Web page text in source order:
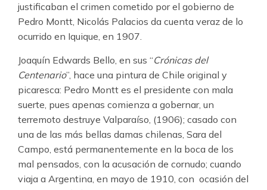
justificaban el crimen cometido por el gobierno de
Pedro Montt, Nicolás Palacios da cuenta veraz de lo
ocurrido en Iquique, en 1907.
Joaquín Edwards Bello, en sus “Crónicas del
Centenario”, hace una pintura de Chile original y
picaresca: Pedro Montt es el presidente con mala
suerte, pues apenas comienza a gobernar, un
terremoto destruye Valparaíso, (1906); casado con
una de las más bellas damas chilenas, Sara del
Campo, está permanentemente en la boca de los
mal pensados, con la acusación de cornudo; cuando
viaja a Argentina, en mayo de 1910, con ocasión del